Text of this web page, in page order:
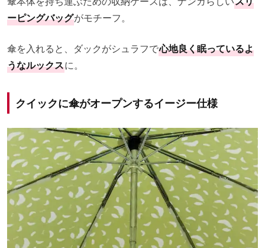
ーピングバッグがモチーフ。
傘を入れると、ダックがシュラフで心地良く眠っているよ
うなルックスに。
クイックに傘がオープンするイージー仕様